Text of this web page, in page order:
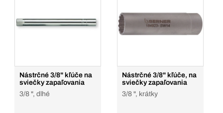
Nástrčné 3/8" kľúče na
sviečky zapaľovania
3/8 ", dlhé
Nástrčné 3/8" kľúče, na
sviečky zapaľovania
3/8 ", krátky